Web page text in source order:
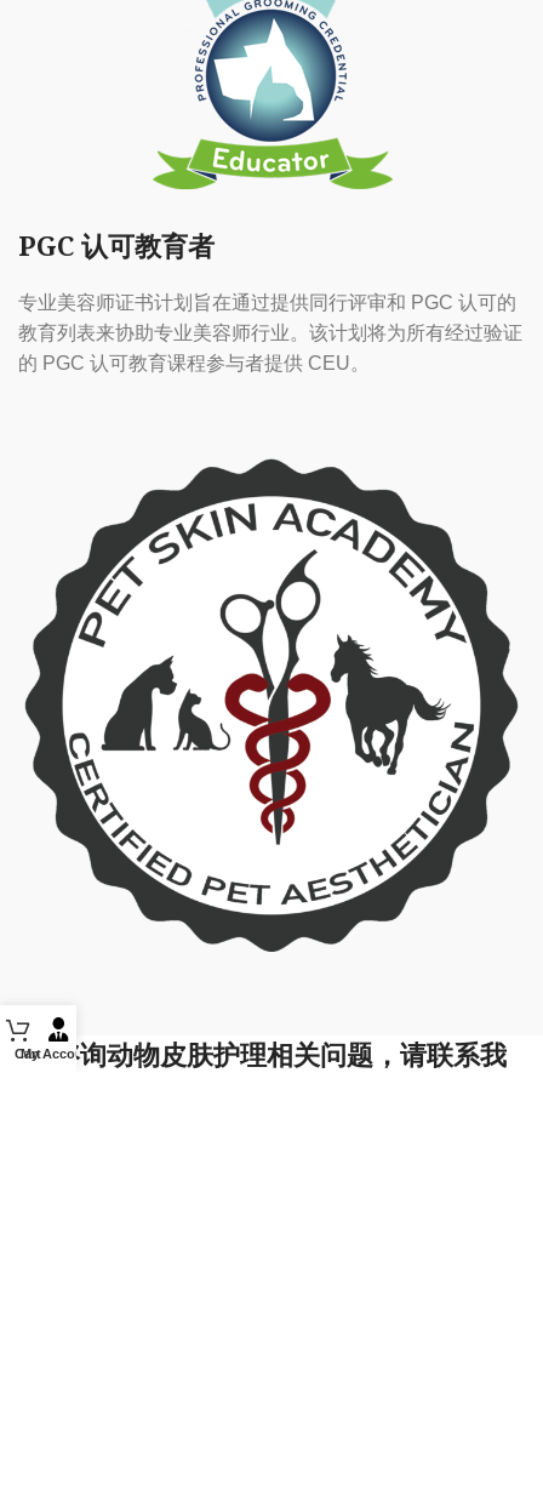
PGC 认可教育者
专业美容师证书计划旨在通过提供同行评审和 PGC 认可的
教育列表来协助专业美容师行业。该计划将为所有经过验证
的 PGC 认可教育课程参与者提供 CEU。
如需咨询动物皮肤护理相关问题，请联系我
Cart
My Account